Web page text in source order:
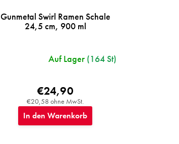
Gunmetal Swirl Ramen Schale
24,5 cm, 900 ml
Auf Lager (164 St)
€20,58 ohne MwSt.
€24,90
In den Warenkorb